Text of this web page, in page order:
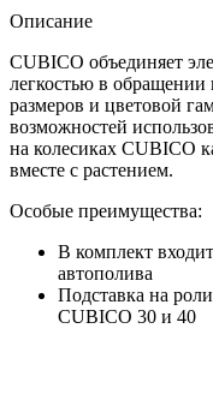
Описание
CUBICO объединяет
легкостью в обращении
размеров и цветовой
возможностей
на колесиках CUBICO
вместе с растением.
Особые преимущества:
В комплект
автополива
Подставка на
CUBICO 30 и 40